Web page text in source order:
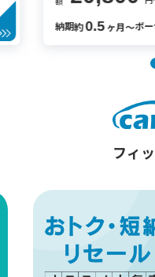
納期約0.5ヶ月〜ボ
フィ